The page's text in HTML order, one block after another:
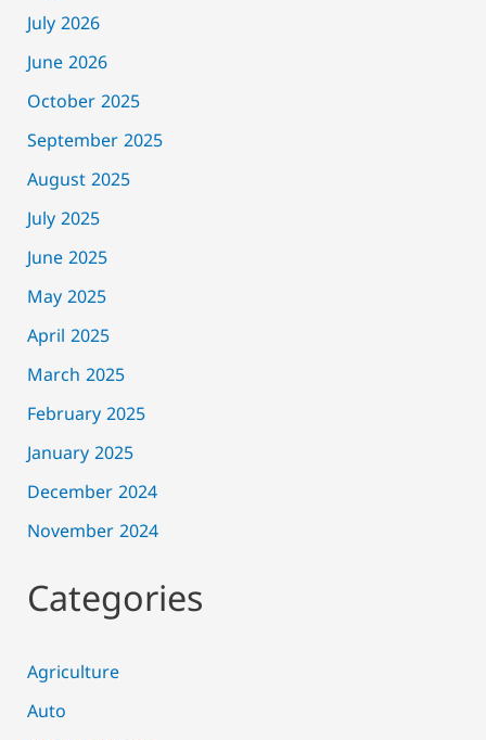
July 2026
June 2026
October 2025
September 2025
August 2025
July 2025
June 2025
May 2025
April 2025
March 2025
February 2025
January 2025
December 2024
November 2024
Categories
Agriculture
Auto